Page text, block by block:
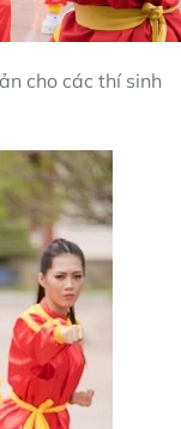
cho các thí sinh